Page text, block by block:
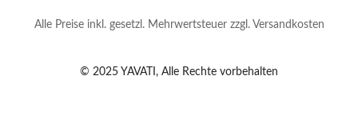
Alle Preise inkl. gesetzl. Mehrwertsteuer zzgl. Versandkosten
© 2025 YAVATI, Alle Rechte vorbehalten